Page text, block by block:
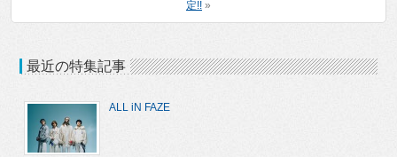
定!! »
最近の特集記事
ALL iN FAZE